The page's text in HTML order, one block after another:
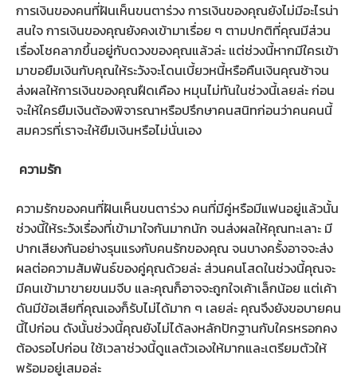
การเงินของคนที่ฝันเห็นขนตาร่วง การเงินของคุณยังไม่มีอะไรน่า
สนใจ การเงินของคุณยังคงเข้ามาเรื่อย ๆ ตามปกติที่คุณมีส่วน
เรื่องโชคลาภขึ้นอยู่กับดวงของคุณแล้วล่ะ แต่ช่วงนี้หากมีใครเข้า
มาขอยืมเงินกับคุณให้ระวังจะโดนเบี้ยวหนี้หรือคืนเงินคุณช้าจน
ส่งผลให้การเงินของคุณฝืดเคือง หมุนไม่ทันในช่วงนี้เลยล่ะ ก่อน
จะให้ใครยืมเงินต้องพิจารณาหรือปรึกษาคนสนิทก่อนว่าคนคนนี้
สมควรที่เราจะให้ยืมเงินหรือไม่นั่นเอง
ความรัก
ความรักของคนที่ฝันเห็นขนตาร่วง คนที่มีคู่หรือมีแฟนอยู่แล้วนั้น
ช่วงนี้ให้ระวังเรื่องที่เข้ามาใจกันมากนัก จนส่งผลให้คุณทะเลาะ มี
ปากเสียงกันอย่างรุนแรงกับคนรักของคุณ จนบางครั้งอาจจะส่ง
ผลต่อความสัมพันธ์ของคู่คุณด้วยล่ะ ส่วนคนโสดในช่วงนี้คุณจะ
มีคนเข้ามาขายขนมจีบ และคุณก็อาจจะถูกใจเค้าเล็กน้อย แต่เค้า
ดันมีข้อเสียที่คุณเองก็รับไม่ได้มาก ๆ เลยล่ะ คุณจึงยังขอบายคน
นี้ไปก่อน ดังนั้นช่วงนี้คุณยังไม่ได้ลงหลักปักฐานกับใครหรอกคง
ต้องรอไปก่อน ใช้เวลาช่วงนี้ดูแลตัวเองให้มากและเตรียมตัวให้
พร้อมอยู่เสมอล่ะ